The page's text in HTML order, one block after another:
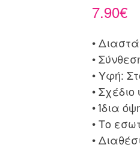
7.90€
•
•
• Υφή:
•
• Ίδια
• Το
•